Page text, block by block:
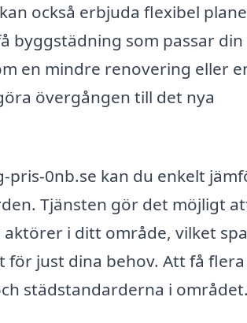
också erbjuda flexibel
byggstädning som passar din
en mindre renovering eller
övergången till det nya
0nb.se kan du enkelt
Tjänsten gör det möjligt
i ditt område, vilket
just dina behov. Att få flera
städstandarderna i